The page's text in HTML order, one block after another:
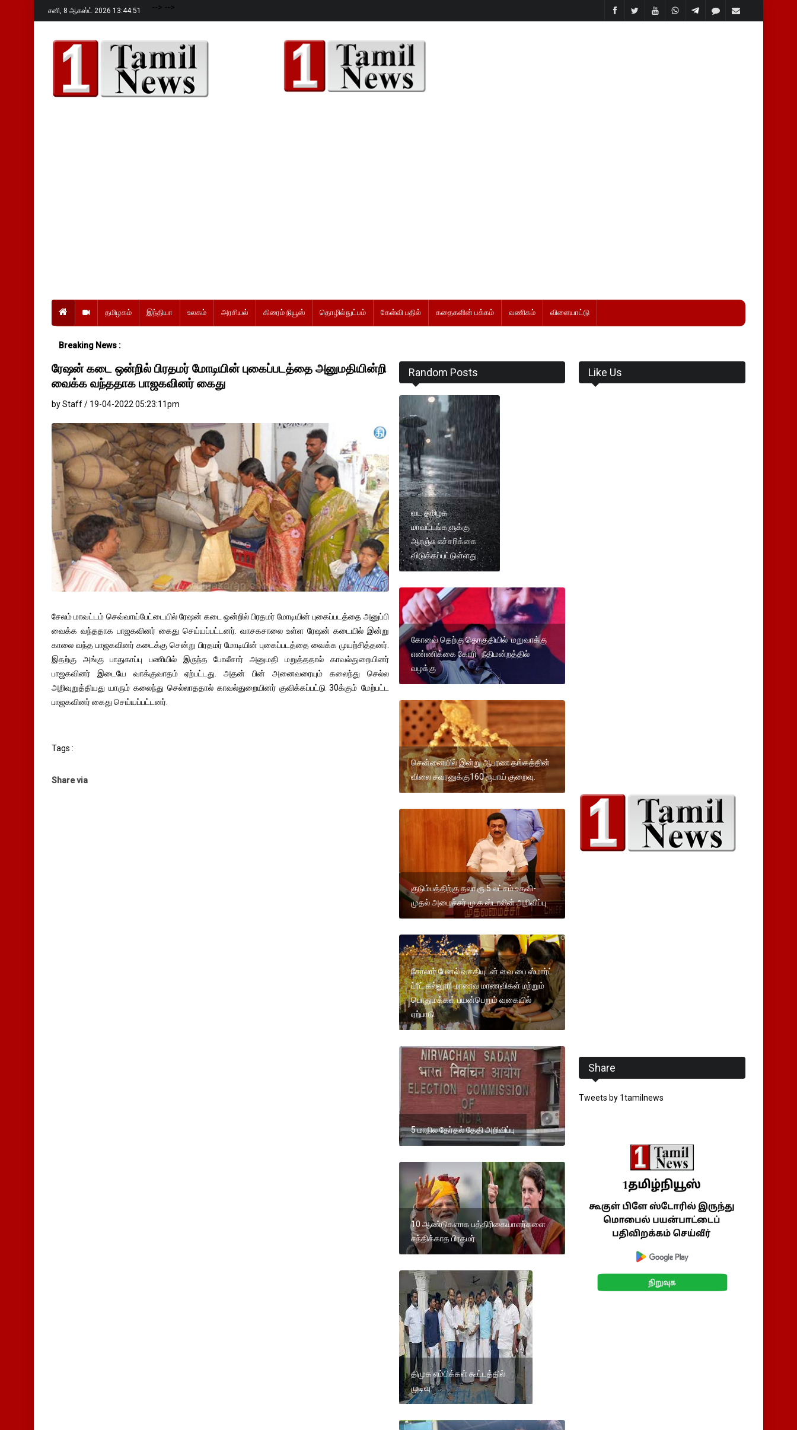
சனி, 8 ஆகஸ்ட் 2026 13:44:53 --> -->
தமிழகம் இந்தியா உலகம் அரசியல் கிரைம் நியூஸ் தொழில்நுட்பம் கேள்வி பதில் கதைகளின் பக்கம் வணிகம் விளையாட்டு
Breaking News :
ரேஷன் கடை ஒன்றில் பிரதமர் மோடியின் புகைப்படத்தை அனுமதியின்றி
வைக்க வந்ததாக பாஜகவினர் கைது
by Staff / 19-04-2022 05:23:11pm
சேலம் மாவட்டம் செவ்வாய்பேட்டையில் ரேஷன் கடை ஒன்றில் பிரதமர் மோடியின் புகைப்படத்தை அனுப்பி
வைக்க வந்ததாக பாஜகவினர் கைது செய்யப்பட்டனர். வாசகசாலை உள்ள ரேஷன் கடையில் இன்று
காலை வந்த பாஜகவினர் கடைக்கு சென்று பிரதமர் மோடியின் புகைப்படத்தை வைக்க முயற்சித்தனர்.
இதற்கு அங்கு பாதுகாப்பு பணியில் இருந்த போலீசார் அனுமதி மறுத்ததால் காவல்துறையினர்
பாஜகவினர் இடையே வாக்குவாதம் ஏற்பட்டது. அதன் பின் அனைவரையும் கலைந்து செல்ல
அறிவுறுத்தியது யாரும் கலைந்து செல்லாததால் காவல்துறையினர் குவிக்கப்பட்டு 30க்கும் மேற்பட்ட
பாஜகவினர் கைது செய்யப்பட்டனர்.
Tags :
Share via
Random Posts
வட தமிழக
மாவட்டங்களுக்கு
ஆரஞ்சு எச்சரிக்கை
விடுக்கப்பட்டுள்ளது.
கோவை தெற்கு தொகுதியில் மறுவாக்கு
எண்ணிக்கை கோரி நீதிமன்றத்தில்
வழக்கு
சென்னையில் இன்று ஆபரண தங்கத்தின்
விலை சவரனுக்கு160 ரூபாய் குறைவு.
குடும்பத்திற்கு தலா ரூ.5 லட்சம் உதவி-
முதல் அமைச்சர் மு.க.ஸ்டாலின் அறிவிப்பு
சோலார் பேனல் வசதியுடன் வை பை ஸ்மார்ட்
ட்ரீட் கல்லூரி மாணவ மாணவிகள் மற்றும்
பொதுமக்கள் பயன்பெறும் வகையில்
ஏற்பாடு
5 மாநில தேர்தல் தேதி அறிவிப்பு
10 ஆண்டுகளாக பத்திரிகையாளர்களை
சந்திக்காத பிரதமர்
திமுக எம்பிக்கள் கூட்டத்தில்
முடிவு
Like Us
Share
Tweets by 1tamilnews